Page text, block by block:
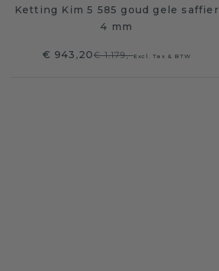
Ketting Kim 5 585 goud gele saffier
4 mm
€ 943,20€ 1.179,-Excl. Tax & BTW